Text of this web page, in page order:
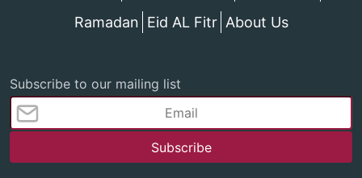
Ramadan Eid AL Fitr About Us
Subscribe to our mailing list